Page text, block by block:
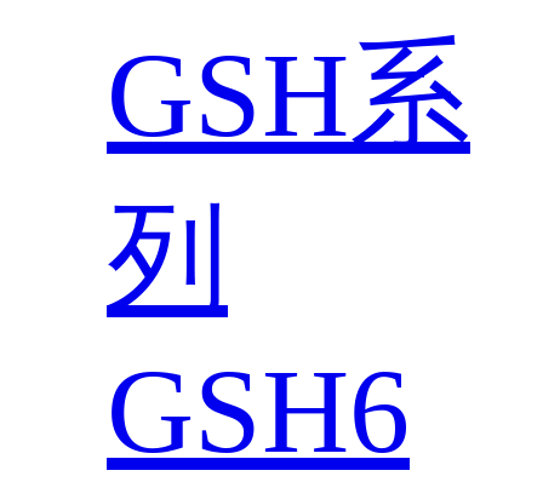
GSH系
列
GSH6